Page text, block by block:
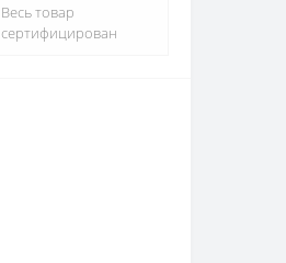
Весь товар
сертифицирован